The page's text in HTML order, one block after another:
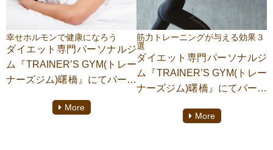
幸せホルモンで健康になろう
ダイエット専門パーソナルジ
ム『TRAINER’S GYM(トレー
ナーズジム)曙橋』にてパーソ
ます【助政桂多】がご紹介い
More
筋力トレーニングが与える効果３
選
ダイエット専門パーソナルジ
ム『TRAINER’S GYM(トレー
ナーズジム)曙橋』にてパーソ
ます【助政桂多】がご紹介い
More